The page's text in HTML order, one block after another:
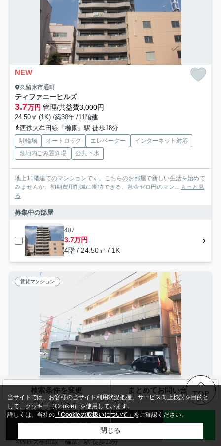
NEW
久留米市通町
ティファニーヒルズ
3.7万円 管理/共益費3,000円
24.50㎡ (1K) /築30年 /11階建
西鉄大牟田線「櫛原」駅 徒歩18分
駐輪場 オートロック エレベーター
インターネット対応
敷地内ごみ置き場
公共下水
地上11階建てのマンションです。こちらのお部屋で新しい生活を始めて
みませんか。初期費用削減に期待できる、敷金ゼロ円のマン... もっと見
る
募集中の部屋
407
3.7万円
4階 / 24.50㎡ / 1K
賃貸マンション
NEW
久留米市東和町
クオリティ平田
4.7万円管理/共益費3,000円
西鉄大牟田線「櫛原」駅 徒歩13分
検索条件を変更 まとめてお問い合わせ
来店予約 無料売却査定 お問い合わせ LINE
TOP
当サイトでは、お客様の当サイト利用状況把握、サービス向上検討を目的と
して、クッキー（Cookie）を使用しています。
詳しくは、当社の 「Cookieの取扱いについて」 をご確認ください。
閉じる